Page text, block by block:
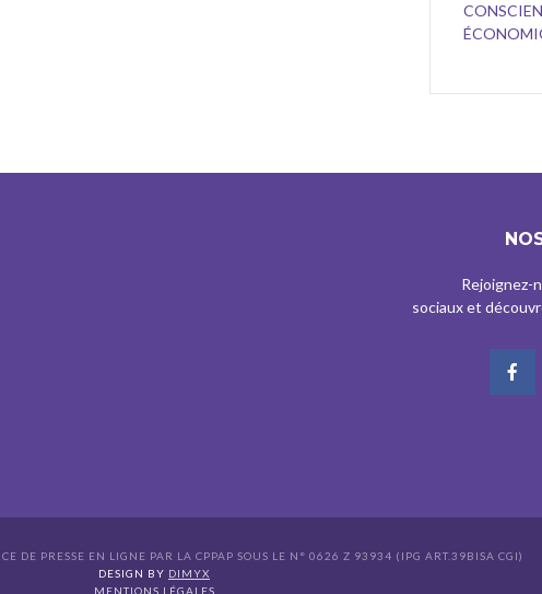
Rejoignez-
sociaux et
DE PRESSE EN LIGNE PAR LA CPPAP SOUS LE N° 0626 Z 93934 (IPG ART.39BISA CGI)
DESIGN BY DIMYX
MENTIONS LÉGALES